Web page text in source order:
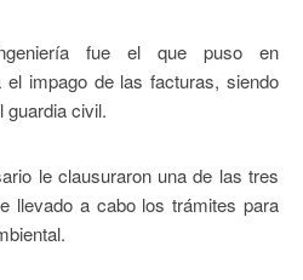
fue el que puso en
impago de las facturas, siendo
guardia civil.
le clausuraron una de las tres
llevado a cabo los trámites para